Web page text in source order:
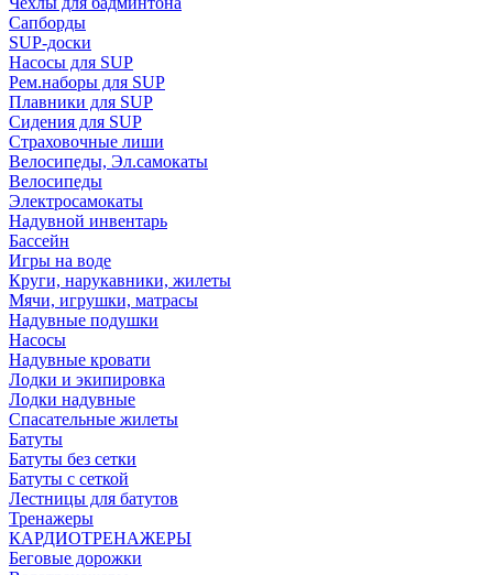
Сапборды
SUP-доски
Насосы для SUP
Рем.наборы для SUP
Плавники для SUP
Сидения для SUP
Страховочные лиши
Велосипеды, Эл.самокаты
Велосипеды
Электросамокаты
Надувной инвентарь
Бассейн
Игры на воде
Круги, нарукавники, жилеты
Мячи, игрушки, матрасы
Надувные подушки
Насосы
Надувные кровати
Лодки и экипировка
Лодки надувные
Спасательные жилеты
Батуты
Батуты без сетки
Батуты с сеткой
Лестницы для батутов
Тренажеры
КАРДИОТРЕНАЖЕРЫ
Беговые дорожки